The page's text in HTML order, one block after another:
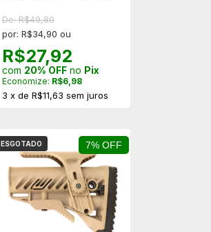
De: R$49,80
por: R$34,90 ou
R$27,92
com 20% OFFno Pix
Economize: R$6,98
3 x de R$11,63 sem juros
7% OFF
ESGOTADO